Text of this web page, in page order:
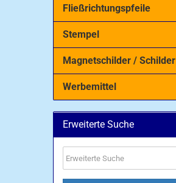
Fließrichtungspfeile
Stempel
Magnetschilder / Schilder
Werbemittel
Erweiterte Suche
Suche